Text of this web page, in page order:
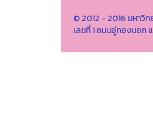
© 2012 - 2016 มหาวิ
เลขที่ 1 ถนนอู่ทองนอก